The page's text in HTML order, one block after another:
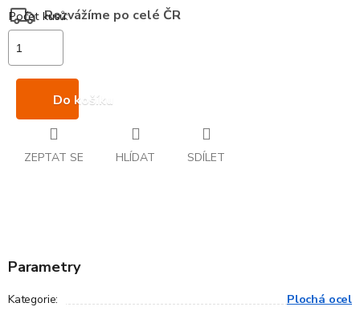
Rozvážíme po celé ČR
Do košíku
ZEPTAT SE HLÍDAT SDÍLET
Parametry
Kategorie: Plochá ocel